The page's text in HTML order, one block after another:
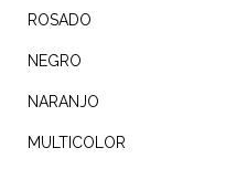
ROSADO
NEGRO
NARANJO
MULTICOLOR